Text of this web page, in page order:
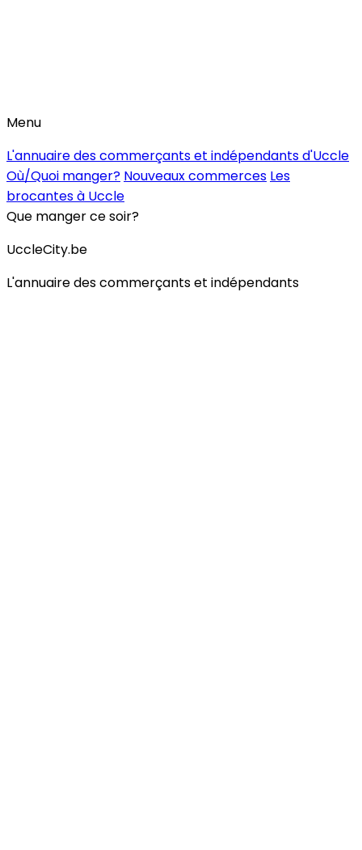
Menu
L'annuaire des commerçants et indépendants d'Uccle
Où/Quoi manger? Nouveaux commerces Les
brocantes à Uccle
Que manger ce soir?
UccleCity.be
L'annuaire des commerçants et indépendants